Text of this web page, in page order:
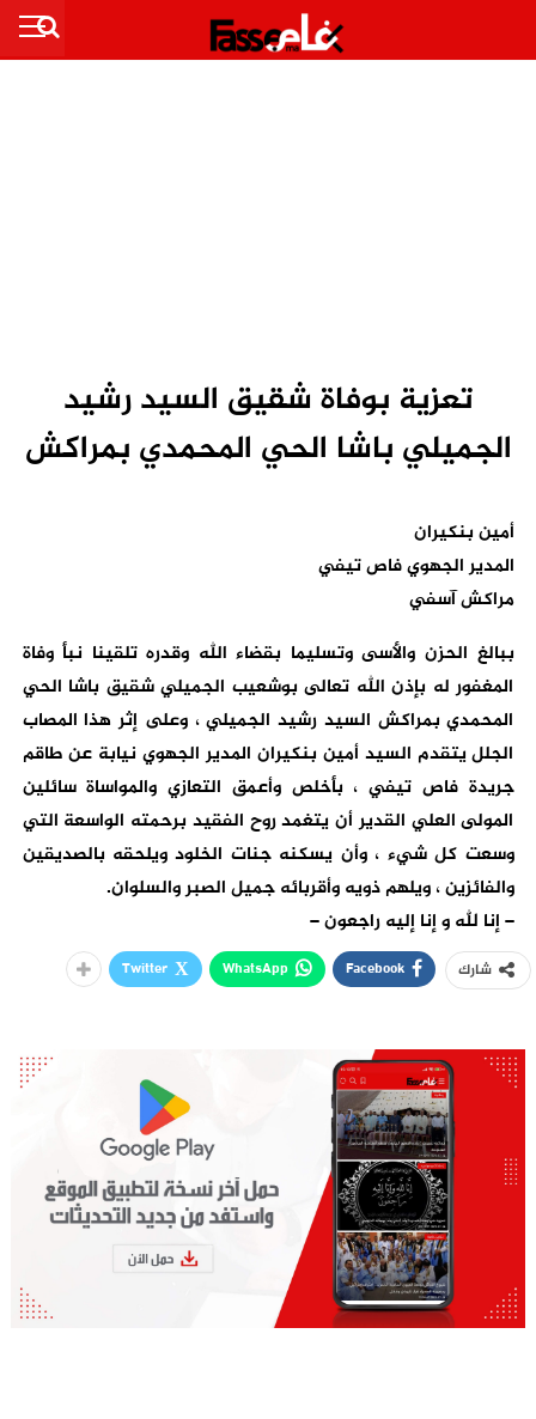
تعزية بوفاة شقيق السيد رشيد
الجميلي باشا الحي المحمدي بمراكش
أمين بنكيران
المدير الجهوي فاص تيفي
مراكش آسفي
ببالغ الحزن والأسى وتسليما بقضاء الله وقدره تلقينا نبأ وفاة
المغفور له بإذن الله تعالى بوشعيب الجميلي شقيق باشا الحي
المحمدي بمراكش السيد رشيد الجميلي ، وعلى إثر هذا المصاب
الجلل يتقدم السيد أمين بنكيران المدير الجهوي نيابة عن طاقم
جريدة فاص تيفي ، بأخلص وأعمق التعازي والمواساة سائلين
المولى العلي القدير أن يتغمد روح الفقيد برحمته الواسعة التي
وسعت كل شيء ، وأن يسكنه جنات الخلود ويلحقه بالصديقين
والفائزين ، ويلهم ذويه وأقربائه جميل الصبر والسلوان.
– إنا لله و إنا إليه راجعون –
شارك Facebook
WhatsApp
Twitter